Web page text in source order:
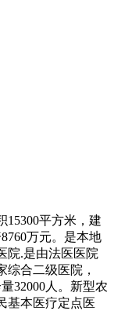
15300平方米，建
万元。是本地
院.是由法医医院
合二级医院，
32000人。新型农
基本医疗定点医